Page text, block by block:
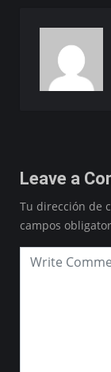
Leave a
Tu dirección de
campos